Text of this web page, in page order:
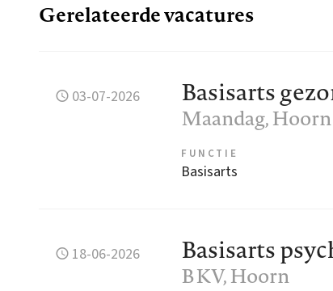
Gerelateerde vacatures
03-07-2026 Basisarts
Maandag, Hoorn
FUNCTIE
Basisarts
18-06-2026 Basisarts
BKV, Hoorn